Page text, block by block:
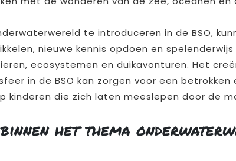
te introduceren in de BSO,
nieuwe kennis opdoen en
ecosystemen en duikavonturen. Het
in de BSO kan zorgen voor een betrokken
kinderen die zich laten meeslepen door de
het thema